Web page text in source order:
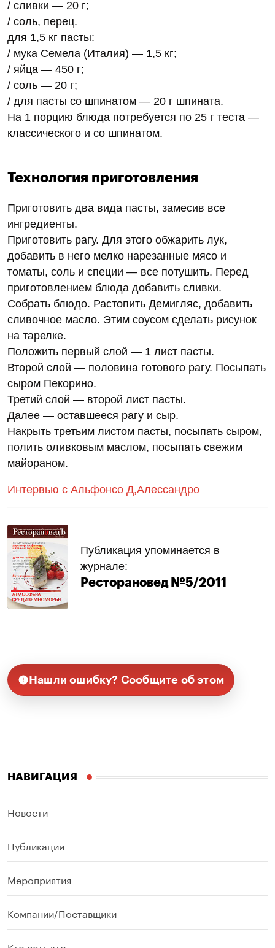
/ сливки — 20 г;
/ соль, перец.
для 1,5 кг пасты:
/ мука Семела (Италия) — 1,5 кг;
/ яйца — 450 г;
/ соль — 20 г;
/ для пасты со шпинатом — 20 г шпината.
На 1 порцию блюда потребуется по 25 г теста —
классического и со шпинатом.
Технология приготовления
Приготовить два вида пасты, замесив все
ингредиенты.
Приготовить рагу. Для этого обжарить лук,
добавить в него мелко нарезанные мясо и
томаты, соль и специи — все потушить. Перед
приготовлением блюда добавить сливки.
Собрать блюдо. Растопить Демигляс, добавить
сливочное масло. Этим соусом сделать рисунок
на тарелке.
Положить первый слой — 1 лист пасты.
Второй слой — половина готового рагу. Посыпать
сыром Пекорино.
Третий слой — второй лист пасты.
Далее — оставшееся рагу и сыр.
Накрыть третьим листом пасты, посыпать сыром,
полить оливковым маслом, посыпать свежим
майораном.
Интервью с Альфонсо Д,Алессандро
Публикация упоминается в
журнале:
Ресторановед №5/2011
Нашли ошибку? Сообщите об этом
НАВИГАЦИЯ
Новости
Публикации
Мероприятия
Компании/Поставщики